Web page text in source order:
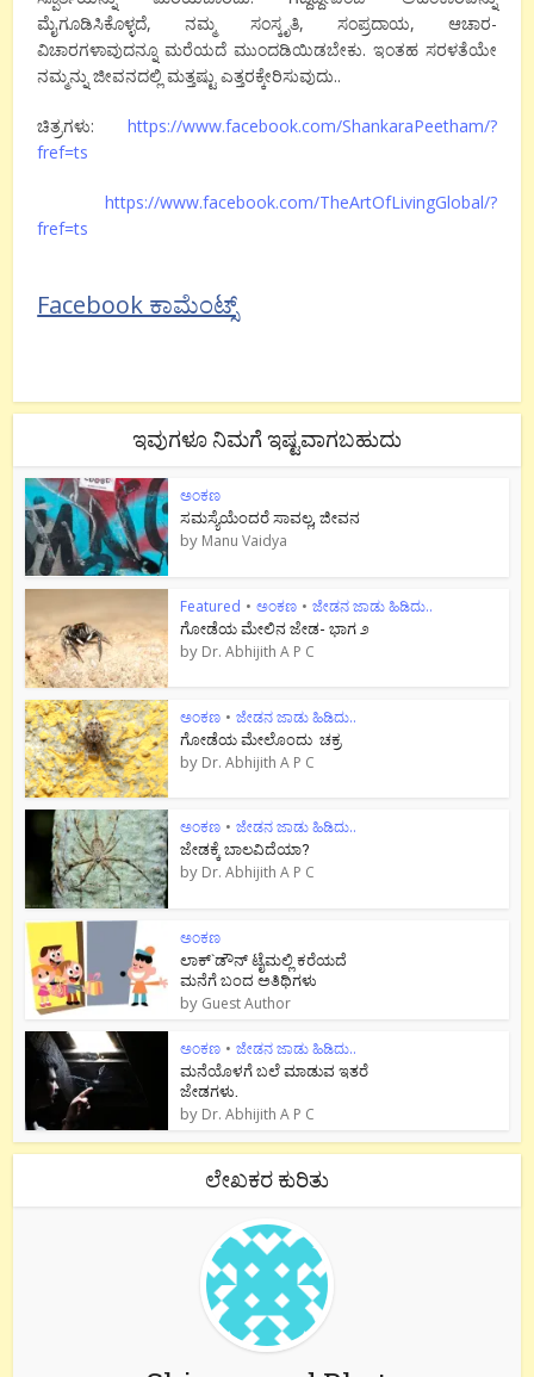
ಮೈಗೂಡಿಸಿಕೊಳ್ಳದೆ, ನಮ್ಮ ಸಂಸ್ಕೃತಿ, ಸಂಪ್ರದಾಯ, ಆಚಾರ-
ವಿಚಾರಗಳಾವುದನ್ನೂ ಮರೆಯದೆ ಮುಂದಡಿಯಿಡಬೇಕು. ಇಂತಹ ಸರಳತೆಯೇ
ನಮ್ಮನ್ನು ಜೀವನದಲ್ಲಿ ಮತ್ತಷ್ಟು ಎತ್ತರಕ್ಕೇರಿಸುವುದು..
ಚಿತ್ರಗಳು: https://www.facebook.com/ShankaraPeetham/?
fref=ts
https://www.facebook.com/TheArtOfLivingGlobal/?
fref=ts
Facebook ಕಾಮೆಂಟ್ಸ್
ಇವುಗಳೂ ನಿಮಗೆ ಇಷ್ಟವಾಗಬಹುದು
ಅಂಕಣ
ಸಮಸ್ಯೆಯೆಂದರೆ ಸಾವಲ್ಲ, ಜೀವನ
by Manu Vaidya
Featured • ಅಂಕಣ • ಜೇಡನ ಜಾಡು ಹಿಡಿದು..
ಗೋಡೆಯ ಮೇಲಿನ ಜೇಡ- ಭಾಗ ೨
by Dr. Abhijith A P C
ಅಂಕಣ • ಜೇಡನ ಜಾಡು ಹಿಡಿದು..
ಗೋಡೆಯ ಮೇಲೊಂದು ಚಕ್ರ
by Dr. Abhijith A P C
ಅಂಕಣ • ಜೇಡನ ಜಾಡು ಹಿಡಿದು..
ಜೇಡಕ್ಕೆ ಬಾಲವಿದೆಯಾ?
by Dr. Abhijith A P C
ಅಂಕಣ
ಲಾಕ್`ಡೌನ್ ಟೈಮಲ್ಲಿ ಕರೆಯದೆ
ಮನೆಗೆ ಬಂದ ಅತಿಥಿಗಳು
by Guest Author
ಅಂಕಣ • ಜೇಡನ ಜಾಡು ಹಿಡಿದು..
ಮನೆಯೊಳಗೆ ಬಲೆ ಮಾಡುವ ಇತರೆ
ಜೇಡಗಳು.
by Dr. Abhijith A P C
ಲೇಖಕರ ಕುರಿತು